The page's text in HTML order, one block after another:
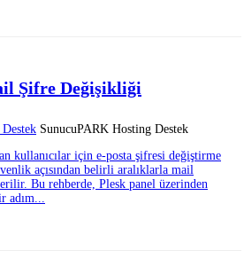
Şifre Değişikliği
SunucuPARK Hosting Destek
kullanıcılar için e-posta şifresi değiştirme
açısından belirli aralıklarla mail
Bu rehberde, Plesk panel üzerinden